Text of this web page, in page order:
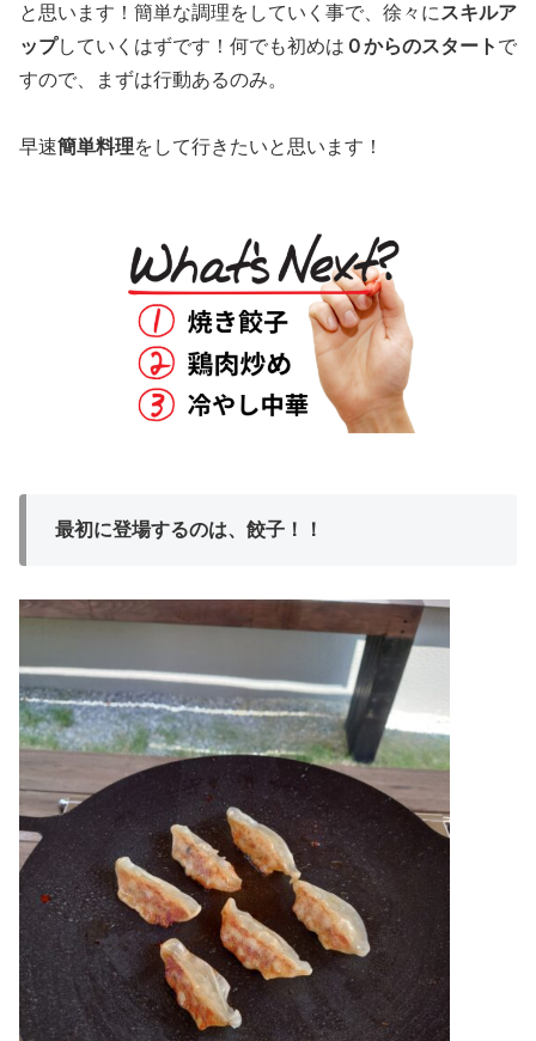
と思います！簡単な調理をしていく事で、徐々に スキルア
ップしていくはずです！何でも初めは ０からのスタート で
すので、まずは行動あるのみ。
早速簡単料理をして行きたいと思います！
最初に登場するのは、餃子！！